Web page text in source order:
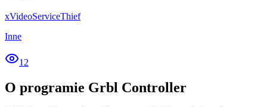
xVideoServiceThief
Inne
12
O programie Grbl Controller